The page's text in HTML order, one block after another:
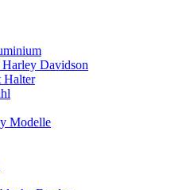
Davidson
Halter
Modelle